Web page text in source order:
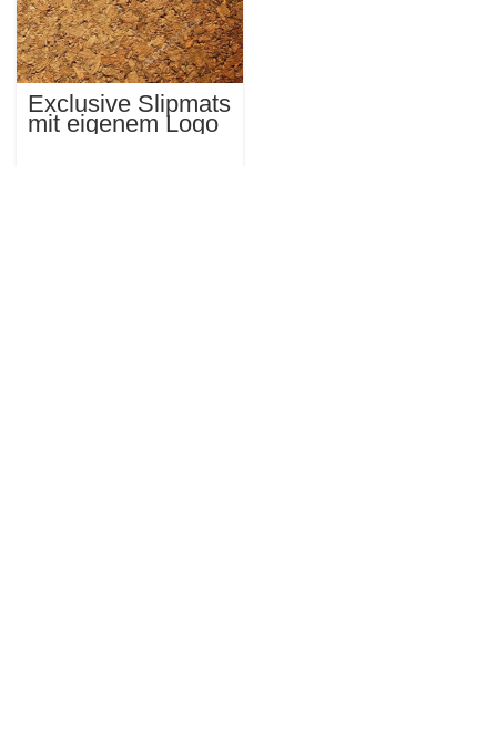
Exclusive Slipmats
mit eigenem Logo